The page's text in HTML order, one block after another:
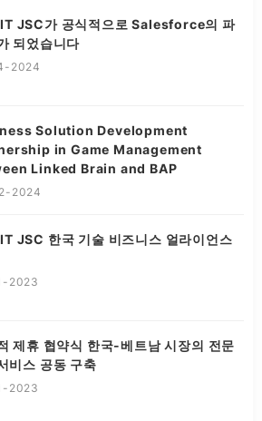
JSC가 공식적으로 Salesforce의 파
되었습니다
2024
Solution Development
in Game Management
Linked Brain and BAP
2024
JSC 한국 기술 비즈니스 얼라이언스
2023
제휴 협약식 한국-베트남 시장의 전문
비스 공동 구축
2023